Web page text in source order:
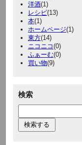
洋酒(1)
レシピ(13)
本(1)
ホームページ(1)
東方(14)
ニコニコ(0)
ふぁーむ(0)
買い物(9)
検索